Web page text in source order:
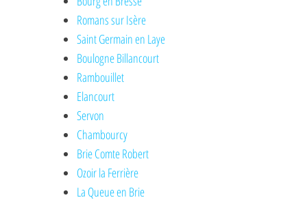
Romans sur Isère
Saint Germain en Laye
Boulogne Billancourt
Rambouillet
Elancourt
Servon
Chambourcy
Brie Comte Robert
Ozoir la Ferrière
La Queue en Brie